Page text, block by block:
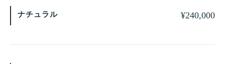
ナチュラル ¥240,000